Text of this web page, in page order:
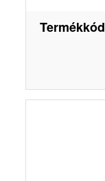
Termékkód